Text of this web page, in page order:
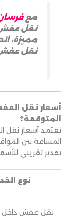
مع
نقل عفش
نقل
أسعار نقل
المتوقعة؟
تعتمد أسعار
المسافة بين
تقدير تقريبي
نوع
نقل عفش